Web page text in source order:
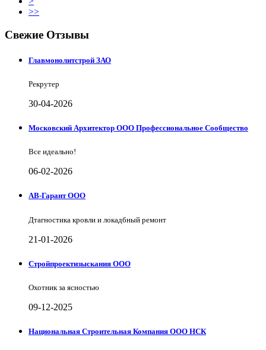
>>
Свежие Отзывы
Главмонолитстрой ЗАО
Рекрутер
30-04-2026
Московский Архитектор ООО Профессиональное Сообщество
Все идеально!
06-02-2026
АВ-Гарант ООО
Дтагностика кровли и локадбный ремонт
21-01-2026
Стройпроектизыскания ООО
Охотник за ясностью
09-12-2025
Национальная Строительная Компания ООО НСК